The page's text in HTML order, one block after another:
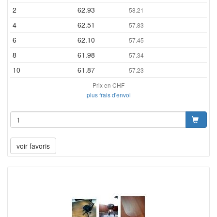
2 62.93 58.21
4 62.51 57.83
6 62.10 57.45
8 61.98 57.34
10 61.87
57.23
Prix en CHF
plus frais d'envoi
voir favoris